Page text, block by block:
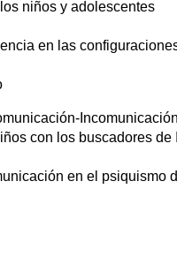
niños y adolescentes
en las
Incomunicación
con los buscadores de
en el psiquismo